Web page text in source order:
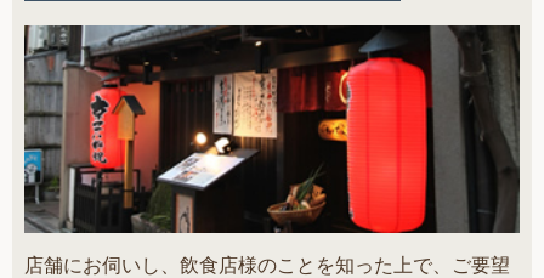
店舗にお伺いし、飲食店様のことを知った上で、ご要望